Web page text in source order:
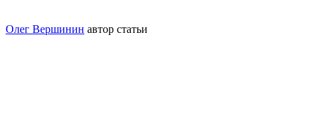
Олег Вершинин автор статьи